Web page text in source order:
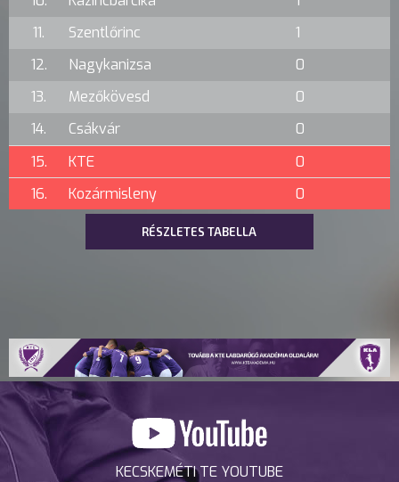
11.
Szentlőrinc
1
12.
Nagykanizsa
0
13.
Mezőkövesd
0
14.
Csákvár
0
15.
KTE
0
16.
Kozármisleny 0
RÉSZLETES TABELLA
KECSKEMÉTI TE YOUTUBE